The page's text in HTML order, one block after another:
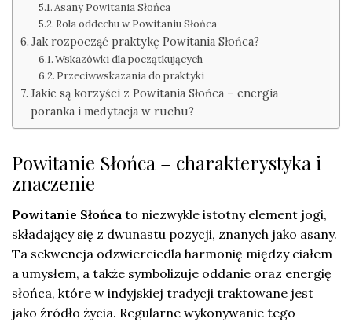
Asany Powitania Słońca
Rola oddechu w Powitaniu Słońca
Jak rozpocząć praktykę Powitania Słońca?
Wskazówki dla początkujących
Przeciwwskazania do praktyki
Jakie są korzyści z Powitania Słońca – energia
poranka i medytacja w ruchu?
Powitanie Słońca – charakterystyka i
znaczenie
Powitanie Słońca to niezwykle istotny element jogi,
składający się z dwunastu pozycji, znanych jako asany.
Ta sekwencja odzwierciedla harmonię między ciałem
a umysłem, a także symbolizuje oddanie oraz energię
słońca, które w indyjskiej tradycji traktowane jest
jako źródło życia. Regularne wykonywanie tego